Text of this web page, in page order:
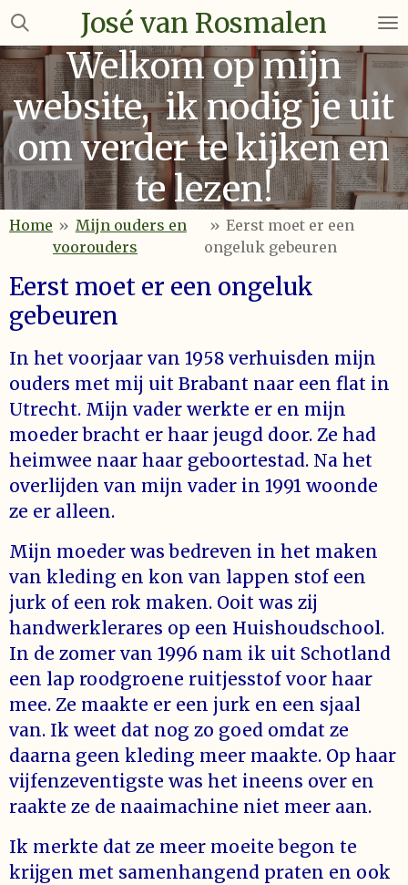
Ga
naar
de
hoofdinhoud
José van Rosmalen
Welkom op mijn
website, ik nodig je uit
om verder te kijken en
te lezen!
Home » Mijn ouders en
voorouders
» Eerst moet er een
ongeluk gebeuren
Eerst moet er een ongeluk
gebeuren
In het voorjaar van 1958 verhuisden mijn
ouders met mij uit Brabant naar een flat in
Utrecht. Mijn vader werkte er en mijn
moeder bracht er haar jeugd door. Ze had
heimwee naar haar geboortestad. Na het
overlijden van mijn vader in 1991 woonde
ze er alleen.
Mijn moeder was bedreven in het maken
van kleding en kon van lappen stof een
jurk of een rok maken. Ooit was zij
handwerklerares op een Huishoudschool.
In de zomer van 1996 nam ik uit Schotland
een lap roodgroene ruitjesstof voor haar
mee. Ze maakte er een jurk en een sjaal
van. Ik weet dat nog zo goed omdat ze
daarna geen kleding meer maakte. Op haar
vijfenzeventigste was het ineens over en
raakte ze de naaimachine niet meer aan.
Ik merkte dat ze meer moeite begon te
krijgen met samenhangend praten en ook